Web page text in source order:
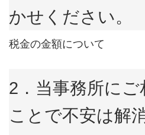
かせください。
税金の金額について
2．当事務所にご
ことで不安は解